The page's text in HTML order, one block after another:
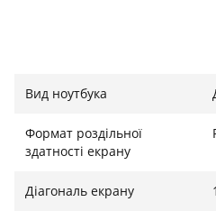
Сучасний стандарт для
Dell Latitude 3450 — це
ноутбук, створений для
13-го покоління та швидкій
Вид ноутбука
Формат роздільної
здатності екрану
Діагональ екрану